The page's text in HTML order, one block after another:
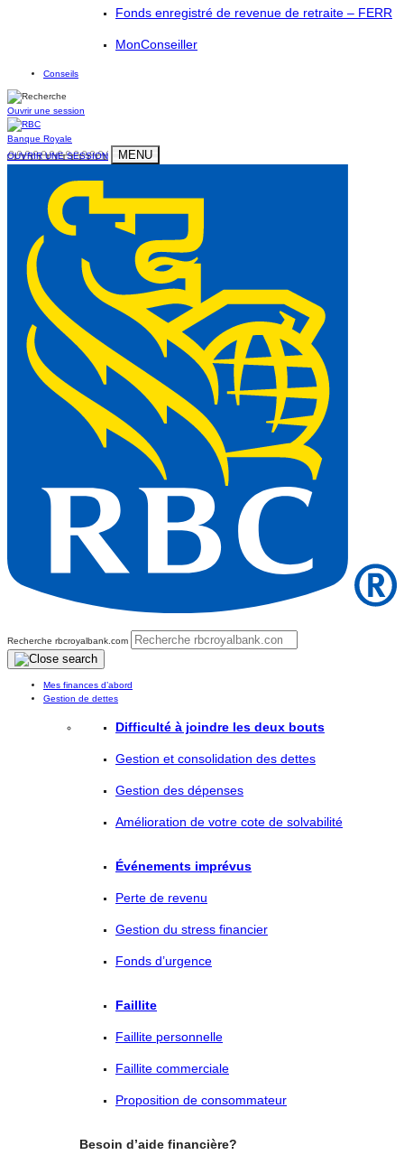
Fonds enregistré de revenue de retraite – FERR
MonConseiller
Conseils
Ouvrir une session
Banque Royale
OUVRIR UNE SESSION
MENU
Recherche rbcroyalbank.com
Mes finances d’abord
Gestion de dettes
Difficulté à joindre les deux bouts
Gestion et consolidation des dettes
Gestion des dépenses
Amélioration de votre cote de solvabilité
Événements imprévus
Perte de revenu
Gestion du stress financier
Fonds d’urgence
Faillite
Faillite personnelle
Faillite commerciale
Proposition de consommateur
Besoin d’aide financière?